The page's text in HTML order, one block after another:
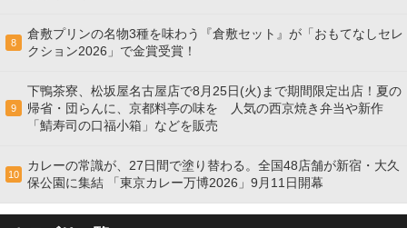
8
倉敷プリンの名物3種を味わう『倉敷セット』が「おもてなしセレ
クション2026」で金賞受賞！
9
下鴨茶寮、松坂屋名古屋店で8月25日(火)まで期間限定出店！夏の
帰省・団らんに、京都料亭の味を 人気の西京焼き弁当や新作
「鯖寿司の口福小箱」などを販売
10
カレーの常識が、27日間で塗り替わる。全国48店舗が新宿・大久
保公園に集結 「東京カレー万博2026」9月11日開幕